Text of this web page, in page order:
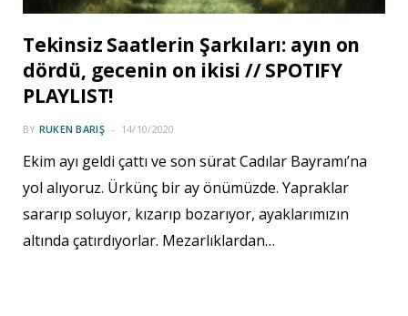
Tekinsiz Saatlerin Şarkıları: ayın on
dördü, gecenin on ikisi // SPOTIFY
PLAYLIST!
BY RUKEN BARIŞ 14/10/2020
Ekim ayı geldi çattı ve son sürat Cadılar Bayramı’na
yol alıyoruz. Ürkünç bir ay önümüzde. Yapraklar
sararıp soluyor, kızarıp bozarıyor, ayaklarımızın
altında çatırdıyorlar. Mezarlıklardan…